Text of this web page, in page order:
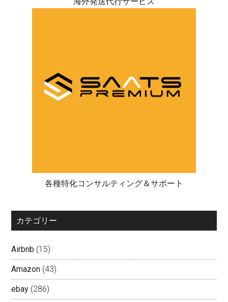
各種特化コンサルティング＆サポート
カテゴリー
Airbnb (15)
Amazon (43)
ebay (286)